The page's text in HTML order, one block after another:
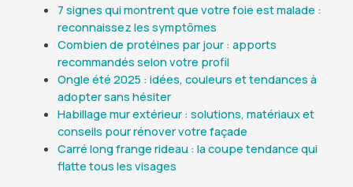
7 signes qui montrent que votre foie est malade :
reconnaissez les symptômes
Combien de protéines par jour : apports
recommandés selon votre profil
Ongle été 2025 : idées, couleurs et tendances à
adopter sans hésiter
Habillage mur extérieur : solutions, matériaux et
conseils pour rénover votre façade
Carré long frange rideau : la coupe tendance qui
flatte tous les visages